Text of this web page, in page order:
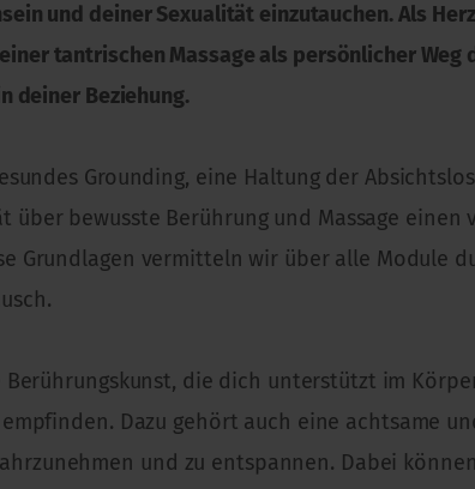
und deiner Sexualität einzutauchen. Als
tantrischen Massage als persönlicher Weg
deiner Beziehung.
Grounding, eine Haltung der
bewusste Berührung und Massage einen
Grundlagen vermitteln wir über alle Module
die dich unterstützt im
Dazu gehört auch eine achtsame
und zu entspannen. Dabei